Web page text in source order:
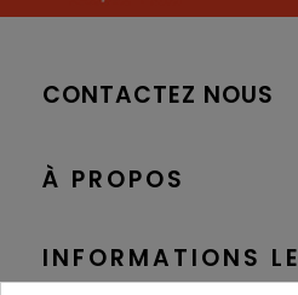
CONTACTEZ NOUS
À PROPOS
INFORMATIONS